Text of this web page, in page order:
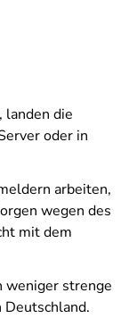
landen die
oder in
arbeiten,
wegen des
mit dem
weniger strenge